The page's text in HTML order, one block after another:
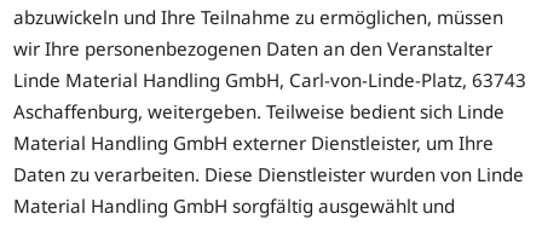
abzuwickeln und Ihre Teilnahme zu ermöglichen, müssen
wir Ihre personenbezogenen Daten an den Veranstalter
Linde Material Handling GmbH, Carl-von-Linde-Platz, 63743
Aschaffenburg, weitergeben. Teilweise bedient sich Linde
Material Handling GmbH externer Dienstleister, um Ihre
Daten zu verarbeiten. Diese Dienstleister wurden von Linde
Material Handling GmbH sorgfältig ausgewählt und